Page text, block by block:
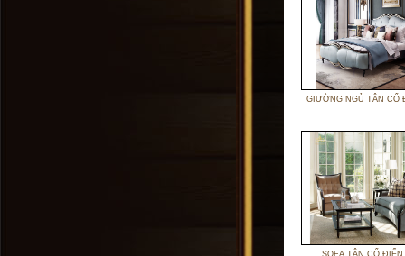
GIƯỜNG NGỦ TÂN CỔ
SOFA TÂN CỔ ĐIỂN